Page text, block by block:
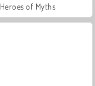
Heroes of Myths